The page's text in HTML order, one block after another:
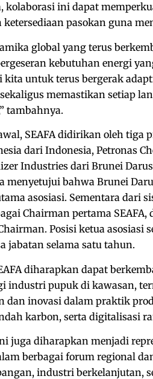
kolaborasi ini dapat
pasokan guna
global yang terus
kebutuhan energi
kita untuk terus bergerak
memastikan setiap
tambahnya.
SEAFA didirikan oleh tiga
dari Indonesia, Petronas
Industries dari Brunei
menyetujui bahwa Brunei
asosiasi. Sementara dari
Chairman pertama SEAFA,
Posisi ketua
jabatan selama satu tahun.
diharapkan dapat
industri pupuk di kawasan,
dan inovasi dalam praktik
karbon, serta digitalisasi
juga diharapkan menjadi
berbagai forum regional
industri berkelanjutan,